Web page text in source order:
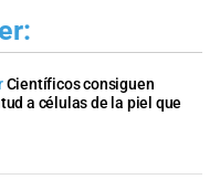
Científicos consiguen
a células de la piel que